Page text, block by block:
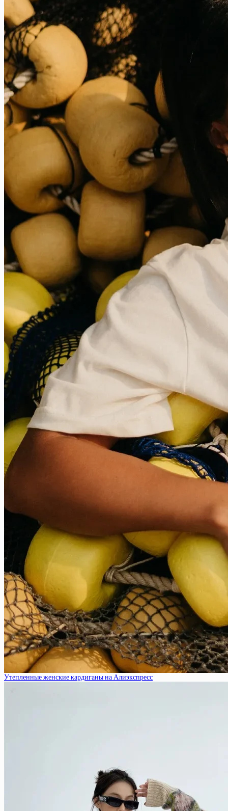
Утепленные женские кардиганы на Алиэкспресс